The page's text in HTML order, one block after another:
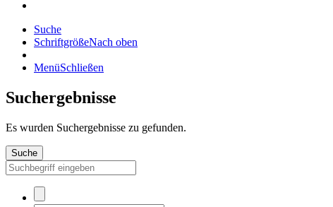
Suche
SchriftgrößeNach oben
MenüSchließen
Suchergebnisse
Es wurden Suchergebnisse zu gefunden.
Suche